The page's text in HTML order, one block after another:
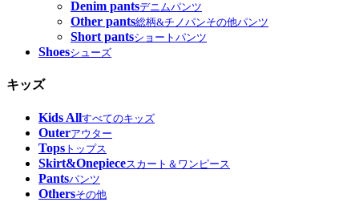
Denim pantsデニムパンツ
Other pants総柄&チノパンその他パンツ
Short pantsショートパンツ
Shoesシューズ
キッズ
Kids Allすべてのキッズ
Outerアウター
Tops トップス
Skirt&Onepieceスカート＆ワンピース
Pantsパンツ
Othersその他